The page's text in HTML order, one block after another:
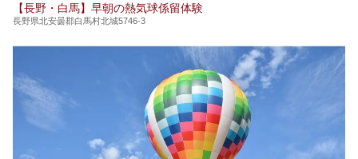
【長野・白馬】早朝の熱気球係留体験
長野県北安曇郡白馬村北城5746-3